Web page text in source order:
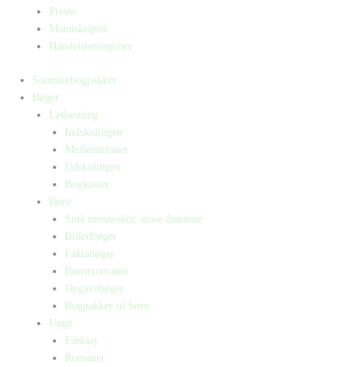
Presse
Manuskripter
Handelsbetingelser
Sommerbogpakker
Bøger
Letlæsning
Indskolingen
Mellemtrinnet
Udskolingen
Bogkasser
Børn
Små mennesker, store drømme
Billedbøger
Faktabøger
Børneromaner
Opgavebøger
Bogpakker til børn
Unge
Fantasy
Romaner